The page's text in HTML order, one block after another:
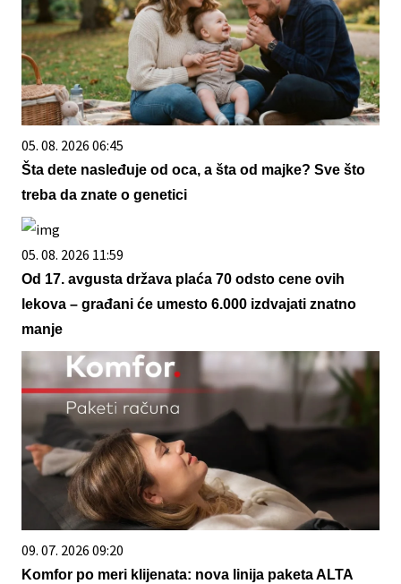
05. 08. 2026 06:45
Šta dete nasleđuje od oca, a šta od majke? Sve što
treba da znate o genetici
05. 08. 2026 11:59
Od 17. avgusta država plaća 70 odsto cene ovih
lekova – građani će umesto 6.000 izdvajati znatno
manje
09. 07. 2026 09:20
Komfor po meri klijenata: nova linija paketa ALTA